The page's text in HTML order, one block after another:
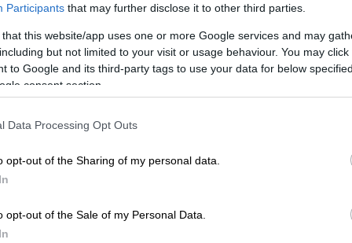
Participants that may further disclose it to other third parties.
that this website/app uses one or more Google services and may
but not limited to your visit or usage behaviour. You may
to Google and its third-party tags to use your data for below
consent section.
Data Processing Opt Outs
opt-out of the Sharing of my personal data.
opt-out of the Sale of my Personal Data.
με τις
σταδίου, έχω πάθει θρομβώσεις, έχω
σε κάποια από τα προβλήματα υγείας που
καταγγέλλει ότι άνθρωπος
της Πυροσβεστικής